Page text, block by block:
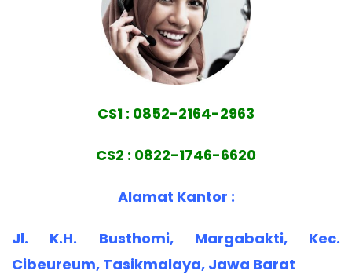
CS1 : 0852-2164-2963
CS2 : 0822-1746-6620
Alamat Kantor :
Jl. K.H. Busthomi, Margabakti, Kec.
Cibeureum, Tasikmalaya, Jawa Barat